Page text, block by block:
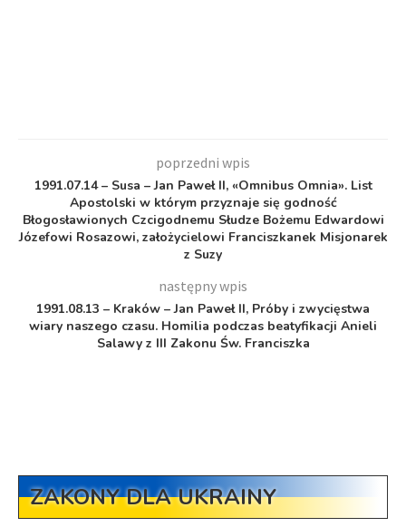
poprzedni wpis
1991.07.14 – Susa – Jan Paweł II, «Omnibus Omnia». List
Apostolski w którym przyznaje się godność
Błogosławionych Czcigodnemu Słudze Bożemu Edwardowi
Józefowi Rosazowi, założycielowi Franciszkanek Misjonarek
z Suzy
następny wpis
1991.08.13 – Kraków – Jan Paweł II, Próby i zwycięstwa
wiary naszego czasu. Homilia podczas beatyfikacji Anieli
Salawy z III Zakonu Św. Franciszka
ZAKONY DLA UKRAINY